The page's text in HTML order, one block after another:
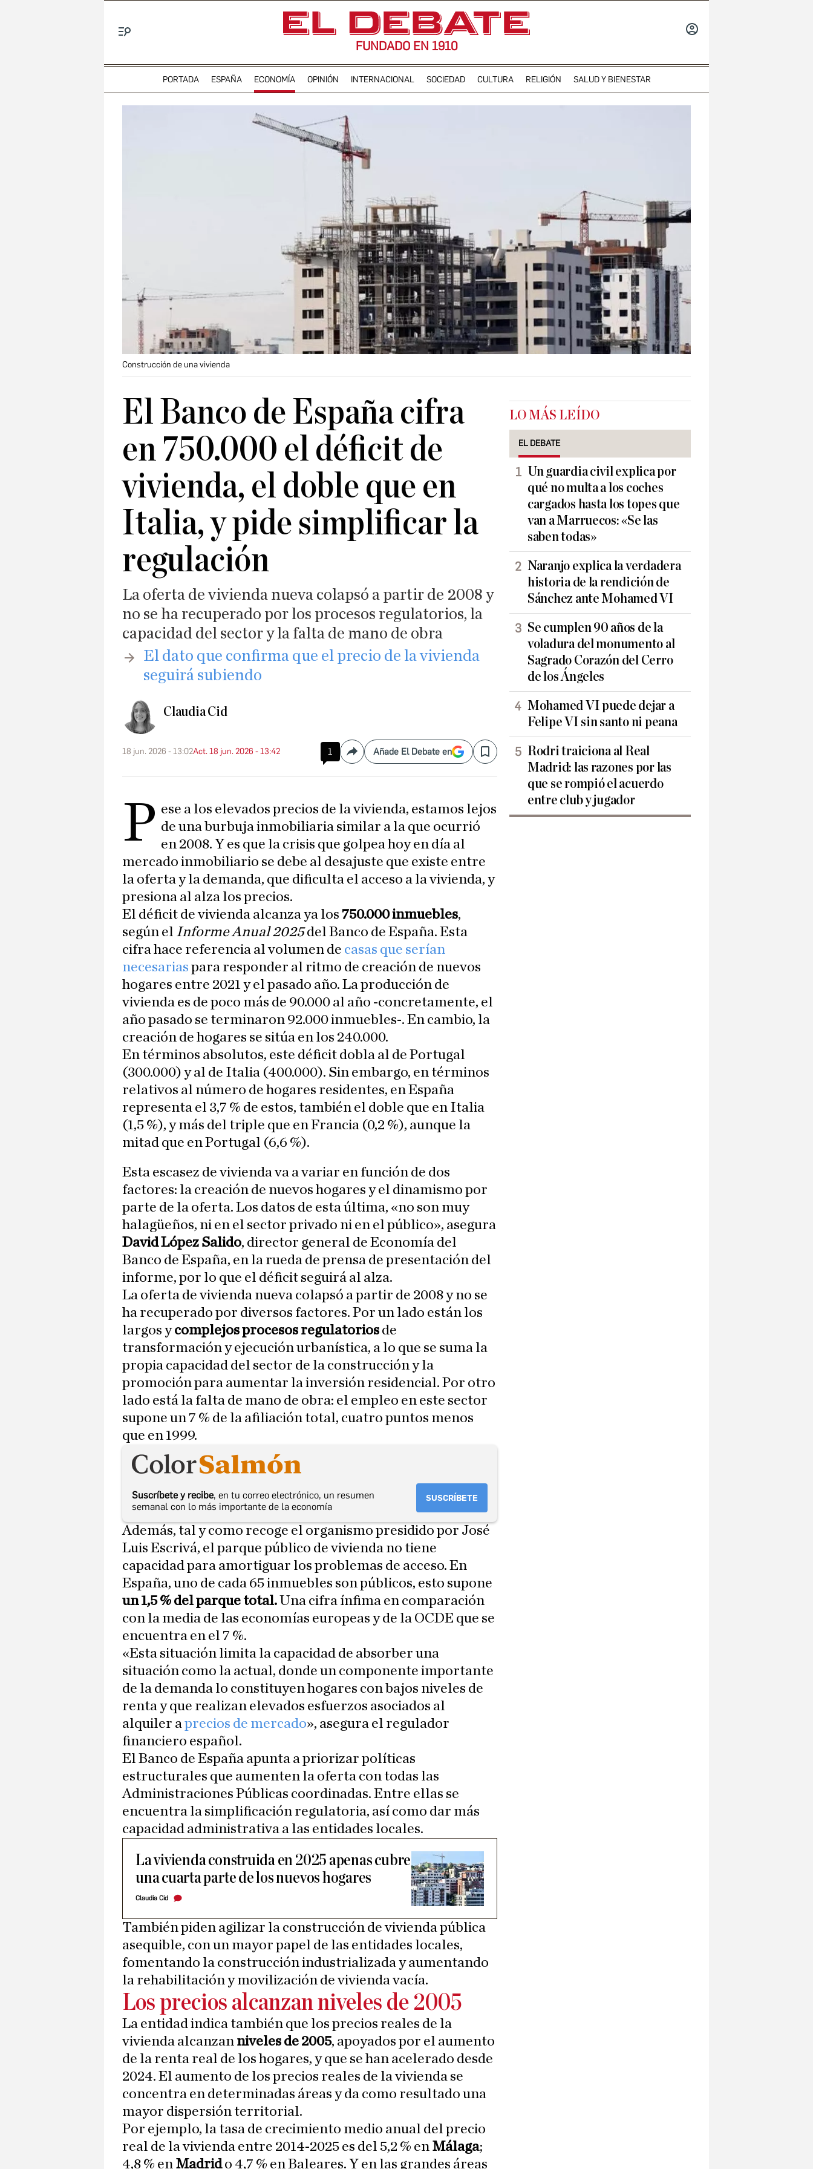
FUNDADO EN 1910
PORTADA ESPAÑA ECONOMÍA OPINIÓN INTERNACIONAL SOCIEDAD CULTURA RELIGIÓN SALUD Y BIENESTAR
Construcción de una vivienda
El Banco de España cifra
en 750.000 el déficit de
vivienda, el doble que en
Italia, y pide simplificar la
regulación
La oferta de vivienda nueva colapsó a partir de 2008 y
no se ha recuperado por los procesos regulatorios, la
capacidad del sector y la falta de mano de obra
El dato que confirma que el precio de la vivienda
seguirá subiendo
Claudia Cid
18 jun. 2026 - 13:02Act. 18 jun. 2026 - 13:42 1 CompartirAñade El Debate en Save
P ese a los elevados precios de la vivienda, estamos lejos
de una burbuja inmobiliaria similar a la que ocurrió
en 2008. Y es que la crisis que golpea hoy en día al
mercado inmobiliario se debe al desajuste que existe entre
la oferta y la demanda, que dificulta el acceso a la vivienda, y
presiona al alza los precios.
El déficit de vivienda alcanza ya los 750.000 inmuebles,
según el Informe Anual 2025del Banco de España. Esta
cifra hace referencia al volumen de casas que serían
necesarias para responder al ritmo de creación de nuevos
hogares entre 2021 y el pasado año. La producción de
vivienda es de poco más de 90.000 al año -concretamente, el
año pasado se terminaron 92.000 inmuebles-. En cambio, la
creación de hogares se sitúa en los 240.000.
En términos absolutos, este déficit dobla al de Portugal
(300.000) y al de Italia (400.000). Sin embargo, en términos
relativos al número de hogares residentes, en España
representa el 3,7 % de estos, también el doble que en Italia
(1,5 %), y más del triple que en Francia (0,2 %), aunque la
mitad que en Portugal (6,6 %).
Esta escasez de vivienda va a variar en función de dos
factores: la creación de nuevos hogares y el dinamismo por
parte de la oferta. Los datos de esta última, «no son muy
halagüeños, ni en el sector privado ni en el público», asegura
David López Salido, director general de Economía del
Banco de España, en la rueda de prensa de presentación del
informe, por lo que el déficit seguirá al alza.
La oferta de vivienda nueva colapsó a partir de 2008 y no se
ha recuperado por diversos factores. Por un lado están los
largos ycomplejos procesos regulatorios de
transformación y ejecución urbanística, a lo que se suma la
propia capacidad del sector de la construcción y la
promoción para aumentar la inversión residencial. Por otro
lado está la falta de mano de obra: el empleo en este sector
supone un 7 % de la afiliación total, cuatro puntos menos
que en 1999.
Suscríbete y recibe, en tu correo electrónico, un resumen
semanal con lo más importante de la economía
SUSCRÍBETE
Además, tal y como recoge el organismo presidido por José
Luis Escrivá, el parque público de vivienda no tiene
capacidad para amortiguar los problemas de acceso. En
España, uno de cada 65 inmuebles son públicos, esto supone
un 1,5 % del parque total.Una cifra ínfima en comparación
con la media de las economías europeas y de la OCDE que se
encuentra en el 7 %.
«Esta situación limita la capacidad de absorber una
situación como la actual, donde un componente importante
de la demanda lo constituyen hogares con bajos niveles de
renta y que realizan elevados esfuerzos asociados al
alquiler aprecios de mercado», asegura el regulador
financiero español.
El Banco de España apunta a priorizar políticas
estructurales que aumenten la oferta con todas las
Administraciones Públicas coordinadas. Entre ellas se
encuentra la simplificación regulatoria, así como dar más
capacidad administrativa a las entidades locales.
La vivienda construida en 2025 apenas cubre
una cuarta parte de los nuevos hogares
Claudia Cid
También piden agilizar la construcción de vivienda pública
asequible, con un mayor papel de las entidades locales,
fomentando la construcción industrializada y aumentando
la rehabilitación y movilización de vivienda vacía.
Los precios alcanzan niveles de 2005
La entidad indica también que los precios reales de la
vivienda alcanzan niveles de 2005, apoyados por el aumento
de la renta real de los hogares, y que se han acelerado desde
2024. El aumento de los precios reales de la vivienda se
concentra en determinadas áreas y da como resultado una
mayor dispersión territorial.
Por ejemplo, la tasa de crecimiento medio anual del precio
real de la vivienda entre 2014-2025 es del 5,2 % en Málaga;
4,8 % en Madrido 4,7 % en Baleares. Y en las grandes áreas
LO MÁS LEÍDO
EL DEBATE
Un guardia civil explica por
qué no multa a los coches
cargados hasta los topes que
van a Marruecos: «Se las
saben todas»
Naranjo explica la verdadera
historia de la rendición de
Sánchez ante Mohamed VI
Se cumplen 90 años de la
voladura del monumento al
Sagrado Corazón del Cerro
de los Ángeles
Mohamed VI puede dejar a
Felipe VI sin santo ni peana
Rodri traiciona al Real
Madrid: las razones por las
que se rompió el acuerdo
entre club y jugador